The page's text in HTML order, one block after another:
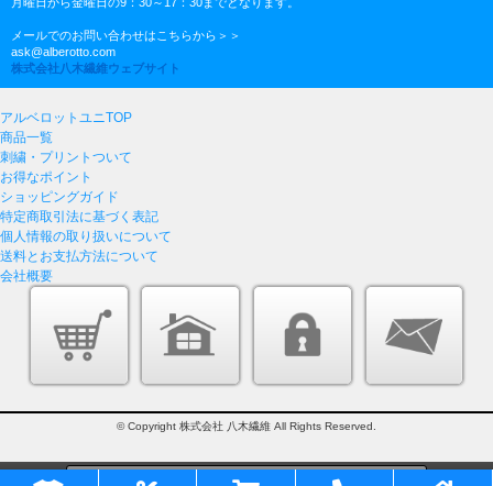
メールでのお問い合わせはこちらから＞＞
ask@alberotto.com
株式会社八木繊維ウェブサイト
アルベロットユニTOP
商品一覧
刺繍・プリントついて
お得なポイント
ショッピングガイド
特定商取引法に基づく表記
個人情報の取り扱いについて
送料とお支払方法について
会社概要
© Copyright 株式会社 八木繊維 All Rights Reserved.